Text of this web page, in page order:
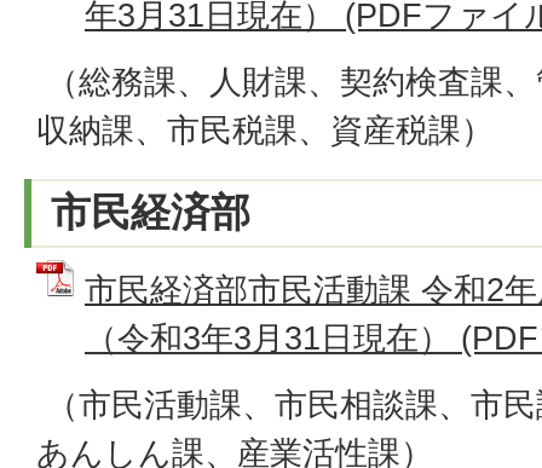
年3月31日現在） (PDFファイ
（総務課、人財課、契約検査課
収納課、市民税課、資産税課）
市民経済部
市民経済部市民活動課 令和2
（令和3年3月31日現在）
（市民活動課、市民相談課、市
あんしん課、産業活性課）